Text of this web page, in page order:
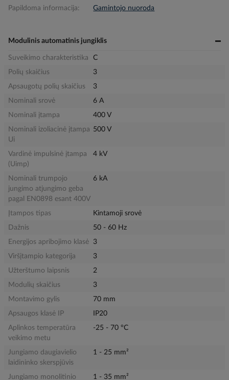
Papildoma informacija: Gamintojo nuoroda
Modulinis automatinis jungiklis
Suveikimo charakteristika
C
Polių skaičius
3
Apsaugotų polių skaičius
3
Nominali srovė
6 A
Nominali įtampa
400 V
Nominali izoliacinė įtampa
Ui
500 V
Vardinė impulsinė įtampa
(Uimp)
4 kV
Nominali trumpojo
jungimo atjungimo geba
pagal EN0898 esant 400V
6 kA
Įtampos tipas
Kintamoji srovė
Dažnis
50 - 60 Hz
Energijos apribojimo klasė
3
Viršįtampio kategorija
3
Užterštumo laipsnis
2
Modulių skaičius
3
Montavimo gylis
70 mm
Apsaugos klasė IP
IP20
Aplinkos temperatūra
veikimo metu
-25 - 70 °C
Jungiamo daugiavielio
laidininko skerspjūvis
1 - 25 mm²
Jungiamo monolitinio 1 - 35 mm²